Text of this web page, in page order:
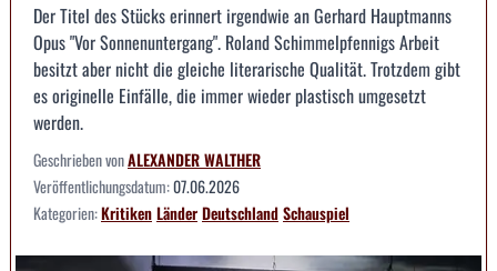
Der Titel des Stücks erinnert irgendwie an Gerhard Hauptmanns
Opus "Vor Sonnenuntergang". Roland Schimmelpfennigs Arbeit
besitzt aber nicht die gleiche literarische Qualität. Trotzdem gibt
es originelle Einfälle, die immer wieder plastisch umgesetzt
werden.
Geschrieben vonALEXANDER WALTHER
Veröffentlichungsdatum:07.06.2026
Kategorien:KritikenLänderDeutschlandSchauspiel